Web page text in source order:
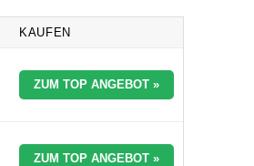
KAUFEN
ZUM TOP ANGEBOT »
ZUM TOP ANGEBOT »